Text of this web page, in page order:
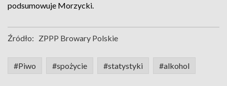
podsumowuje Morzycki.
Źródło: ZPPP Browary Polskie
#Piwo #spożycie #statystyki #alkohol